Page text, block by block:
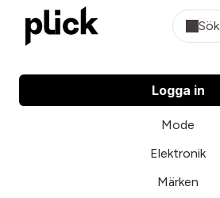
Sök
Logga in
Mode
Elektronik
Märken